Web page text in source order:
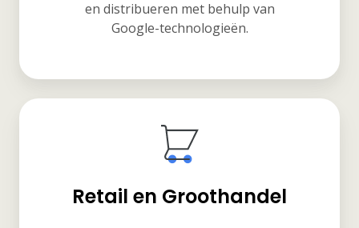
en distribueren met behulp van
Google-technologieën.
Retail en Groothandel